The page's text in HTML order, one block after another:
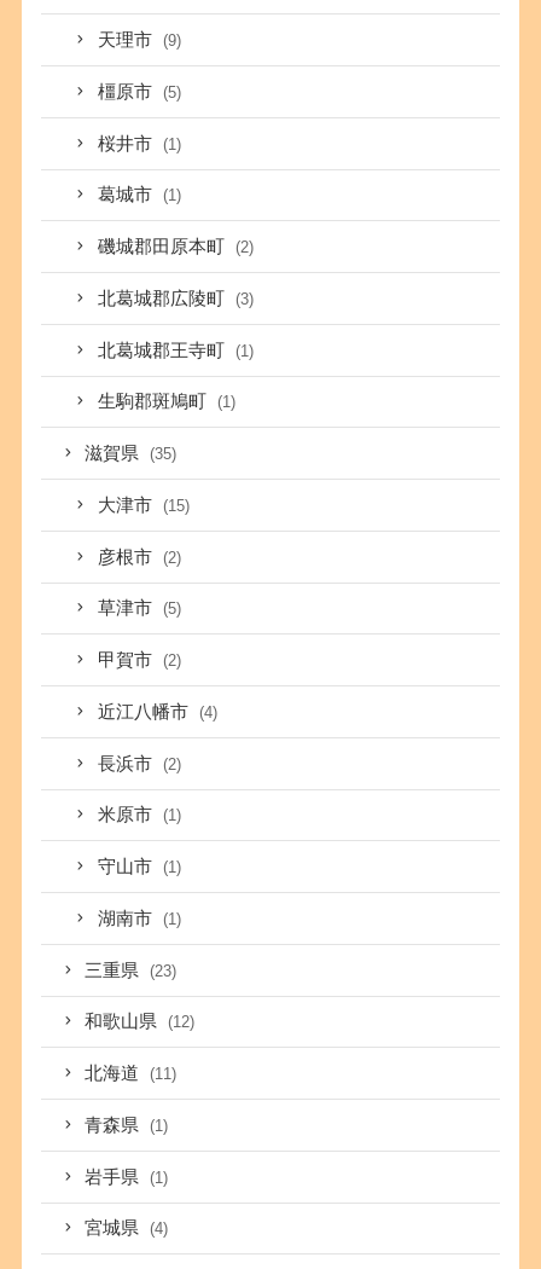
天理市 (9)
橿原市 (5)
桜井市 (1)
葛城市 (1)
磯城郡田原本町 (2)
北葛城郡広陵町 (3)
北葛城郡王寺町 (1)
生駒郡斑鳩町 (1)
滋賀県 (35)
大津市 (15)
彦根市 (2)
草津市 (5)
甲賀市 (2)
近江八幡市 (4)
長浜市 (2)
米原市 (1)
守山市 (1)
湖南市 (1)
三重県 (23)
和歌山県 (12)
北海道 (11)
青森県 (1)
岩手県 (1)
宮城県 (4)